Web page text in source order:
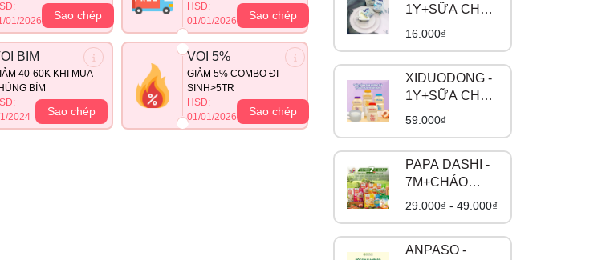
01/2026
Sao chép
HSD:
01/01/2026
Sao chép
BIM
40-60K KHI MUA
BỈM
2024
Sao chép
VOI 5%
GIẢM 5% COMBO ĐI
SINH>5TR
HSD:
01/01/2026
Sao chép
1Y+SỮA CHUA
CÓ ĐƯỜNG
16.000₫
XIDUODONG -
1Y+SỮA CHUA
UỐNG LÊN
59.000₫
PAPA DASHI -
7M+CHÁO
TƯƠI
29.000₫ - 49.000₫
ANPASO -